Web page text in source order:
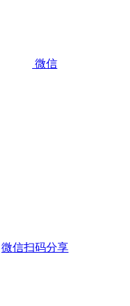
微信
微信扫码分享